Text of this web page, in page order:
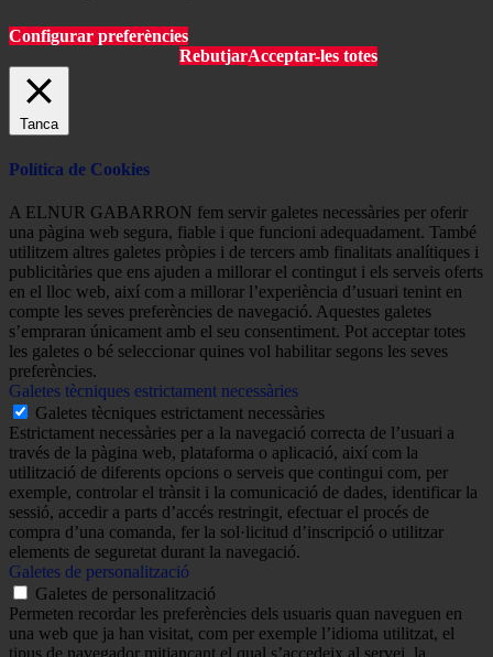
Configurar preferències
RebutjarAcceptar-les totes
Tanca
Política de Cookies
A ELNUR GABARRON fem servir galetes necessàries per oferir
una pàgina web segura, fiable i que funcioni adequadament. També
utilitzem altres galetes pròpies i de tercers amb finalitats analítiques i
publicitàries que ens ajuden a millorar el contingut i els serveis oferts
en el lloc web, així com a millorar l’experiència d’usuari tenint en
compte les seves preferències de navegació. Aquestes galetes
s’empraran únicament amb el seu consentiment. Pot acceptar totes
les galetes o bé seleccionar quines vol habilitar segons les seves
preferències.
Galetes tècniques estrictament necessàries
Galetes tècniques estrictament necessàries
Estrictament necessàries per a la navegació correcta de l’usuari a
través de la pàgina web, plataforma o aplicació, així com la
utilització de diferents opcions o serveis que contingui com, per
exemple, controlar el trànsit i la comunicació de dades, identificar la
sessió, accedir a parts d’accés restringit, efectuar el procés de
compra d’una comanda, fer la sol·licitud d’inscripció o utilitzar
elements de seguretat durant la navegació.
Galetes de personalització
Galetes de personalització
Permeten recordar les preferències dels usuaris quan naveguen en
una web que ja han visitat, com per exemple l’idioma utilitzat, el
tipus de navegador mitjançant el qual s’accedeix al servei, la